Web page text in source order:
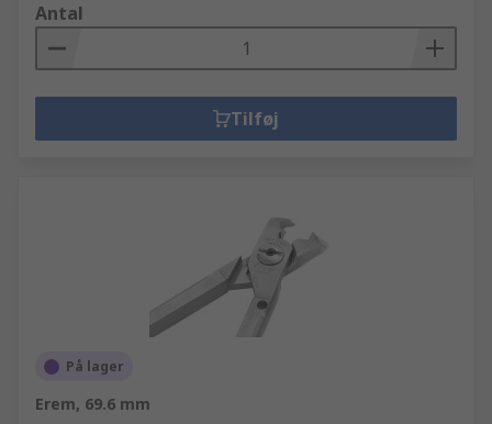
Antal
Tilføj
På lager
Erem, 69.6 mm